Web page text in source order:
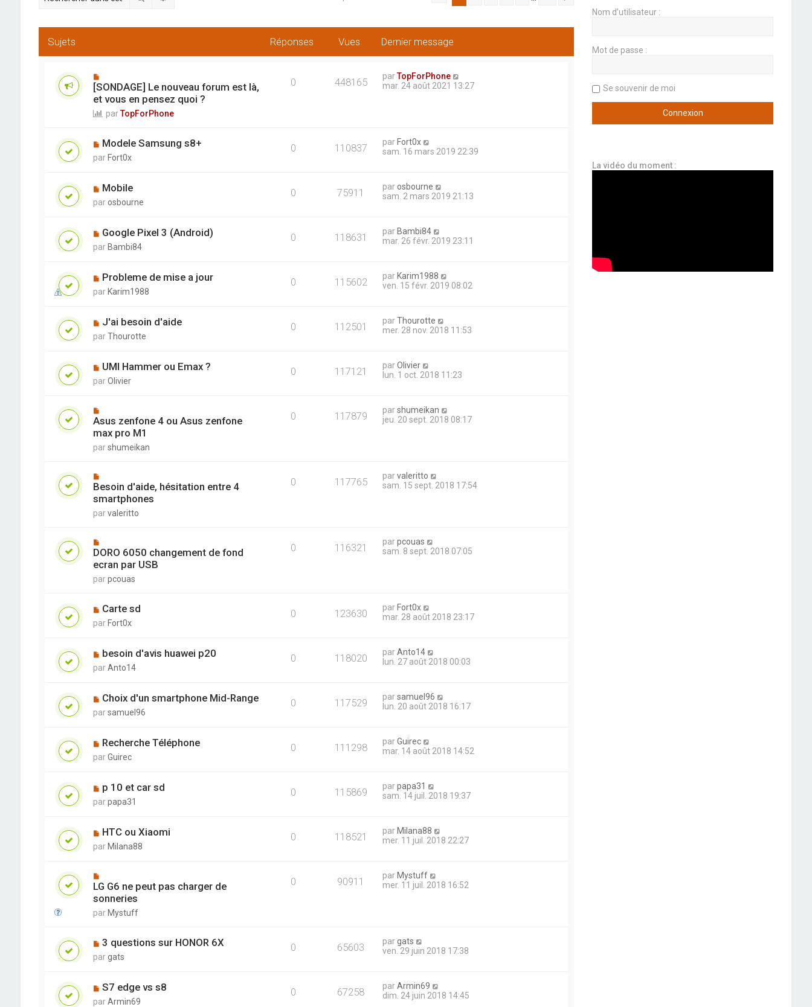
Sujets Réponses Vues Dernier message
[SONDAGE] Le nouveau forum est là,
et vous en pensez quoi ?
parTopForPhone
0 448165 parTopForPhone
mar. 24 août 2021 13:27
Modele Samsung s8+
par Fort0x
0 110837 par Fort0x
sam. 16 mars 2019 22:39
Mobile
parosbourne
0 75911 parosbourne
sam. 2 mars 2019 21:13
Google Pixel 3 (Android)
par Bambi84
0 118631 par Bambi84
mar. 26 févr. 2019 23:11
Probleme de mise a jour
par Karim1988
0 115602 par Karim1988
ven. 15 févr. 2019 08:02
J'ai besoin d'aide
parThourotte
0 112501 parThourotte
mer. 28 nov. 2018 11:53
UMI Hammer ou Emax ?
parOlivier
0 117121 parOlivier
lun. 1 oct. 2018 11:23
Asus zenfone 4 ou Asus zenfone
max pro M1
parshumeikan
0 117879 parshumeikan
jeu. 20 sept. 2018 08:17
Besoin d'aide, hésitation entre 4
smartphones
parvaleritto
0 117765 parvaleritto
sam. 15 sept. 2018 17:54
DORO 6050 changement de fond
ecran par USB
parpcouas
0 116321 parpcouas
sam. 8 sept. 2018 07:05
Carte sd
par Fort0x
0 123630 par Fort0x
mar. 28 août 2018 23:17
besoin d'avis huawei p20
parAnto14
0 118020 parAnto14
lun. 27 août 2018 00:03
Choix d'un smartphone Mid-Range
parsamuel96
0 117529 parsamuel96
lun. 20 août 2018 16:17
Recherche Téléphone
parGuirec
0 111298 parGuirec
mar. 14 août 2018 14:52
p 10 et car sd
parpapa31
0 115869 parpapa31
sam. 14 juil. 2018 19:37
HTC ou Xiaomi
par Milana88
0 118521 par Milana88
mer. 11 juil. 2018 22:27
LG G6 ne peut pas charger de
sonneries
par Mystuff
0 90911 par Mystuff
mer. 11 juil. 2018 16:52
3 questions sur HONOR 6X
pargats
0 65603 pargats
ven. 29 juin 2018 17:38
S7 edge vs s8
parArmin69
0 67258 parArmin69
dim. 24 juin 2018 14:45
Nom d’utilisateur :
Mot de passe :
Se souvenir de moi
La vidéo du moment :